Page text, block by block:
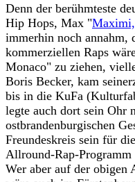
Denn der berühmteste
Hip Hops, Max "
immerhin noch annahm,
kommerziellen Raps
Monaco" zu ziehen,
Boris Becker, kam
bis in die KuFa
legte auch dort sein Ohr
ostbrandenburgischen
Freundeskreis sein für
Allround-Rap-Programm
Wer aber auf der